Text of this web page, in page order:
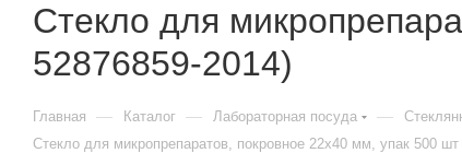
Стекло для
52876859-2014)
Главная — Каталог — Лабораторная посуда —
Стекло для микропрепаратов, покровное 22х40 мм, упак 500